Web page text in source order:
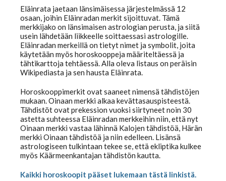
Tarot ja kartat
Kaikki Tajunnanvirta palvelut
Tajunnanvirta Numerologi
Tajunnanvirta Tarotpöytä
Tajunnanvirta Kädestäennustaja
Tajunnanvirta Päivänväri
Eläinrata jaetaan länsimäisessa järjestelmässä 12
osaan, joihin Eläinradan merkit sijoittuvat. Tämä
merkkijako on länsimaisen astrologian perusta, ja siitä
usein lähdetään liikkeelle soittaessasi astrologille.
Eläinradan merkeillä on tietyt nimet ja symbolit, joita
käytetään myös horoskooppeja määriteltäessä ja
tähtikarttoja tehtäessä. Alla oleva listaus on peräisin
Wikipediasta ja sen hausta Eläinrata.
Horoskooppimerkit ovat saaneet nimensä tähdistöjen
mukaan. Oinaan merkki alkaa kevättasauspisteestä.
Tähdistöt ovat prekession vuoksi siirtyneet noin 30
astetta suhteessa Eläin­­radan merkkeihin niin, että nyt
Oinaan merkki vastaa lähinnä Kalojen tähdistöä, Härän
merkki Oinaan tähdistöä ja niin edelleen. Lisänsä
astrologiseen tulkintaan tekee se, että ekliptika kulkee
myös Käärmeenkantajan tähdistön kautta.
Kaikki horoskoopit pääset lukemaan tästä linkistä.